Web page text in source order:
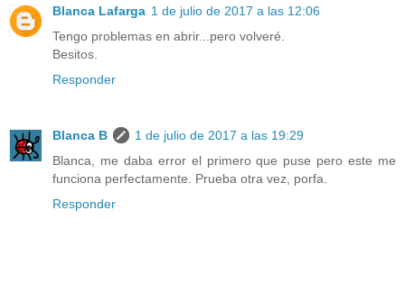
Blanca Lafarga 1 de julio de 2017 a las 12:06
Tengo problemas en abrir...pero volveré.
Besitos.
Responder
Blanca B
1 de julio de 2017 a las 19:29
Blanca, me daba error el primero que puse pero este me
funciona perfectamente. Prueba otra vez, porfa.
Responder